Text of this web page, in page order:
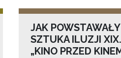
JAK
SZTUKA ILUZJI
„KINO PRZED